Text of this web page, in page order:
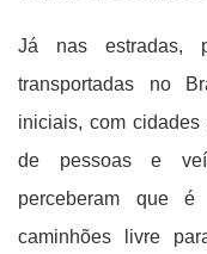
Já nas estradas,
transportadas no
iniciais, com
de pessoas e
perceberam que
caminhões livre